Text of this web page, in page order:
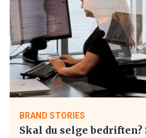
BRAND STORIES
Skal du selge